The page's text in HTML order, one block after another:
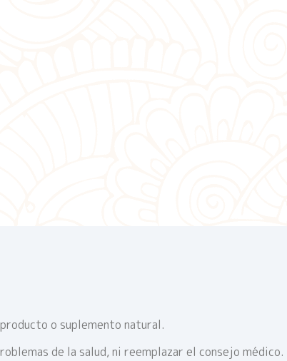
o suplemento natural.
de la salud, ni reemplazar el consejo médico.